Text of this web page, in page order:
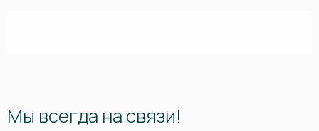
Мы всегда на связи!